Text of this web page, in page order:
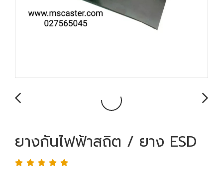
ยางกันไฟฟ้าสถิต / ยาง ESD